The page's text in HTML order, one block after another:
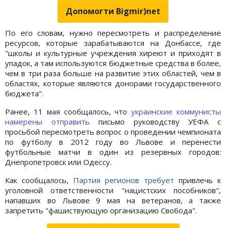
Допомогти Bigmir)net
По его словам, нужно пересмотреть и распределение
ресурсов, которые зарабатываются на Донбассе, где
"школы и культурные учреждения хиреют и приходят в
упадок, а там используются бюджетные средства в более,
чем в три раза больше на развитие этих областей, чем в
областях, которые являются донорами государственного
бюджета".
Ранее, 11 мая сообщалось, чтоукраинские коммунисты
намерены отправить письмо руководству УЕФА с
просьбой пересмотреть вопрос о проведении чемпионата
по футболу в 2012 году во Львове и перенести
футбольные матчи в один из резервных городов:
Днепропетровск или Одессу.
Как сообщалось, Партия регионов требует привлечь к
уголовной ответственности "нацистских пособников",
напавших во Львове 9 мая на ветеранов, а также
запретить "фашиствующую организацию Свобода".